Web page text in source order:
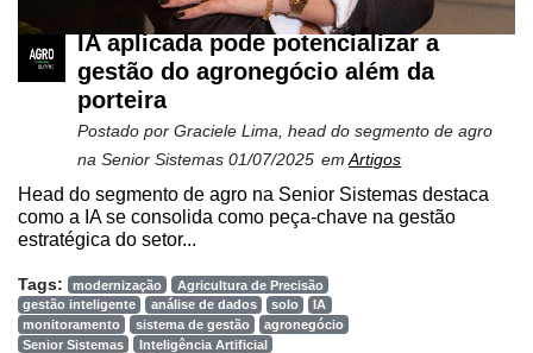
IA aplicada pode potencializar a
gestão do agronegócio além da
porteira
Postado por Graciele Lima, head do segmento de agro
na Senior Sistemas 01/07/2025 em Artigos
Head do segmento de agro na Senior Sistemas destaca
como a IA se consolida como peça-chave na gestão
estratégica do setor...
Tags: modernização
Agricultura de Precisão
gestão inteligente
análise de dados solo
IA
monitoramento
sistema de gestão
agronegócio
Senior Sistemas
Inteligência Artificial